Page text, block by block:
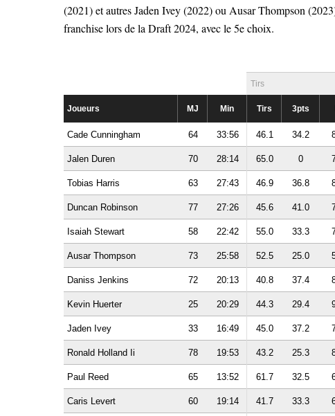
(2021) et autres Jaden Ivey (2022) ou Ausar Thompson
franchise lors de la Draft 2024, avec le 5e choix.
Tirs
Joueurs MJ Min Tirs 3pts
Cade Cunningham 64 33:56 46.1 34.2
Jalen Duren 70 28:14 65.0 0
Tobias Harris 63 27:43 46.9 36.8
Duncan Robinson 77 27:26 45.6 41.0
Isaiah Stewart 58 22:42 55.0 33.3
Ausar Thompson 73 25:58 52.5 25.0
Daniss Jenkins 72 20:13 40.8 37.4
Kevin Huerter 25 20:29 44.3 29.4
Jaden Ivey 33 16:49 45.0 37.2
Ronald Holland Ii 78 19:53 43.2 25.3
Paul Reed 65 13:52 61.7 32.5
Caris Levert 60 19:14 41.7 33.3